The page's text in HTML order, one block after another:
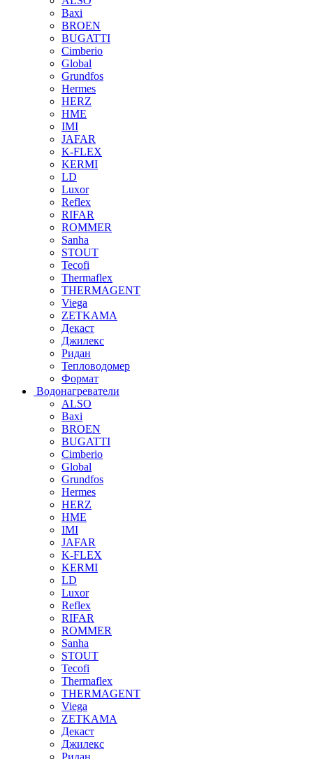
Baxi
BROEN
BUGATTI
Cimberio
Global
Grundfos
Hermes
HERZ
HME
IMI
JAFAR
K-FLEX
KERMI
LD
Luxor
Reflex
RIFAR
ROMMER
Sanha
STOUT
Tecofi
Thermaflex
THERMAGENT
Viega
ZETKAMA
Декаст
Джилекс
Ридан
Тепловодомер
Формат
Водонагреватели
ALSO
Baxi
BROEN
BUGATTI
Cimberio
Global
Grundfos
Hermes
HERZ
HME
IMI
JAFAR
K-FLEX
KERMI
LD
Luxor
Reflex
RIFAR
ROMMER
Sanha
STOUT
Tecofi
Thermaflex
THERMAGENT
Viega
ZETKAMA
Декаст
Джилекс
Ридан